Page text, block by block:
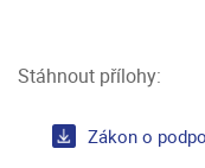
Stáhnout přílohy:
Zákon o